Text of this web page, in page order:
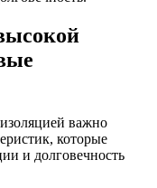
важно
которые
и долговечность